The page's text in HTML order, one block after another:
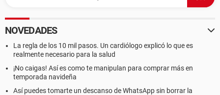
NOVEDADES
La regla de los 10 mil pasos. Un cardiólogo explicó lo que es
realmente necesario para la salud
¡No caigas! Así es como te manipulan para comprar más en
temporada navideña
Así puedes tomarte un descanso de WhatsApp sin borrar la